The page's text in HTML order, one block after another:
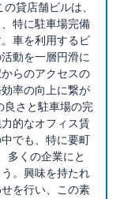
貸店舗ビルは、
特に駐車場完備
車を利用するビ
動を一層円滑に
らのアクセスの
率の向上に繋が
良さと駐車場の完
的なオフィス賃
でも、特に要町
多くの企業にと
。興味を持たれ
を行い、この素